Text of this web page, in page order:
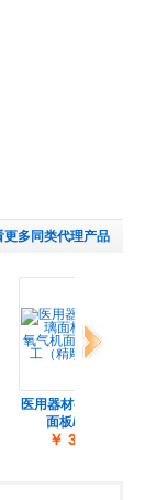
更多同类代理产品
下一组
医用器材有机玻璃
面板/亚克
￥ 3.50